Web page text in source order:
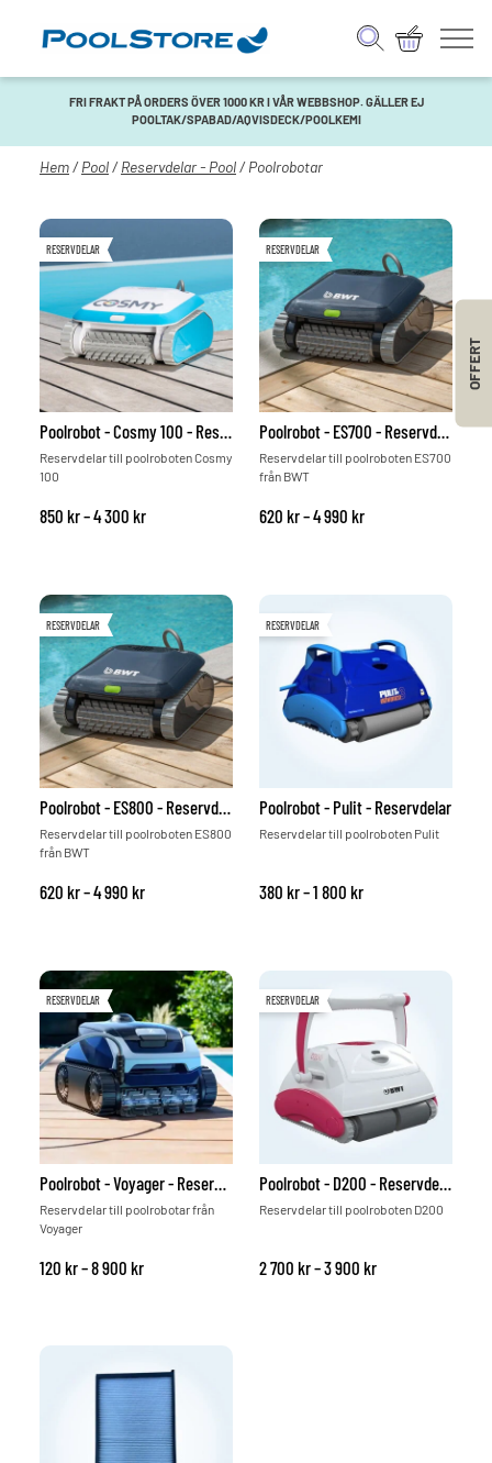
FRI FRAKT PÅ ORDERS ÖVER 1000 KR I VÅR WEBBSHOP. GÄLLER EJ
POOLTAK/SPABAD/AQVISDECK/POOLKEMI
Hem/Pool/Reservdelar - Pool/ Poolrobotar
RESERVDELAR
Poolrobot - Cosmy 100 - Reservdelar
Reservdelar till poolroboten Cosmy
100
850 kr–4 300 krPrisintervall: 850 kr till 4 300 kr
RESERVDELAR
Poolrobot - ES700 - Reservdelar
Reservdelar till poolroboten ES700
från BWT
620 kr–4 990 krPrisintervall: 620
RESERVDELAR
Poolrobot - ES800 - Reservdelar
Reservdelar till poolroboten ES800
från BWT
620 kr–4 990 krPrisintervall: 620 kr till 4 990 kr
RESERVDELAR
Poolrobot - Pulit - Reservdelar
Reservdelar till poolroboten Pulit
380 kr–1 800 krPrisintervall: 380
RESERVDELAR
Poolrobot - Voyager - Reservdelar
Reservdelar till poolrobotar från
Voyager
120 kr–8 900 krPrisintervall: 120 kr till 8 900 kr
RESERVDELAR
Poolrobot - D200 - Reservdelar
Reservdelar till poolroboten D200
2 700 kr–3 900 krPrisintervall: 2
OFFERT